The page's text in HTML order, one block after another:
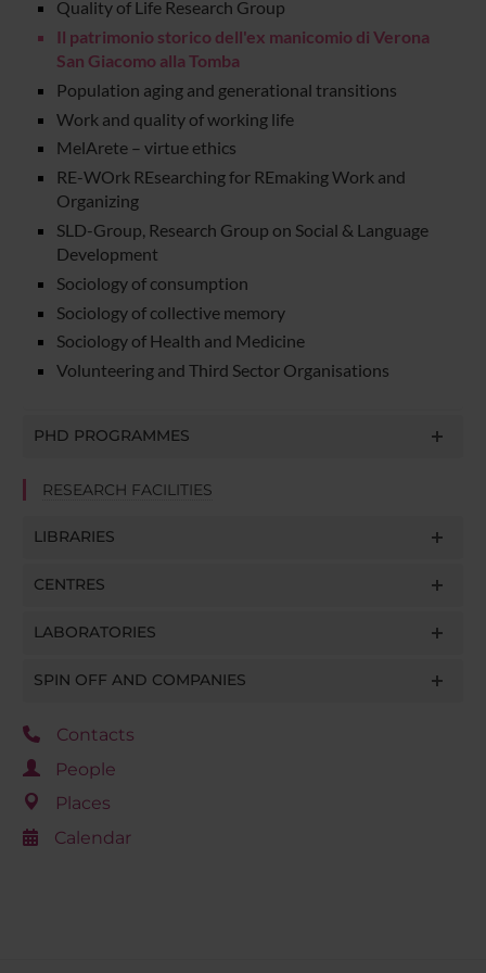
Quality of Life Research Group
Il patrimonio storico dell'ex manicomio di Verona
San Giacomo alla Tomba
Population aging and generational transitions
Work and quality of working life
MelArete – virtue ethics
RE-WOrk REsearching for REmaking Work and
Organizing
SLD-Group, Research Group on Social & Language
Development
Sociology of consumption
Sociology of collective memory
Sociology of Health and Medicine
Volunteering and Third Sector Organisations
PHD PROGRAMMES
RESEARCH FACILITIES
LIBRARIES
CENTRES
LABORATORIES
SPIN OFF AND COMPANIES
Contacts
People
Places
Calendar